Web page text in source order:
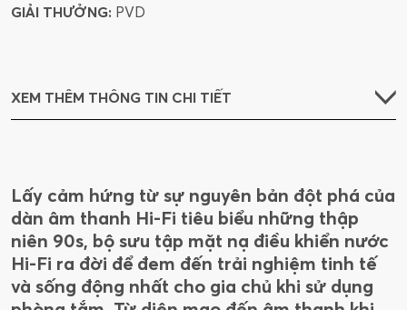
GIẢI THƯỞNG: PVD
XEM THÊM THÔNG TIN CHI TIẾT
Lấy cảm hứng từ sự nguyên bản đột phá của
dàn âm thanh Hi-Fi tiêu biểu những thập
niên 90s, bộ sưu tập mặt nạ điều khiển nước
Hi-Fi ra đời để đem đến trải nghiệm tinh tế
và sống động nhất cho gia chủ khi sử dụng